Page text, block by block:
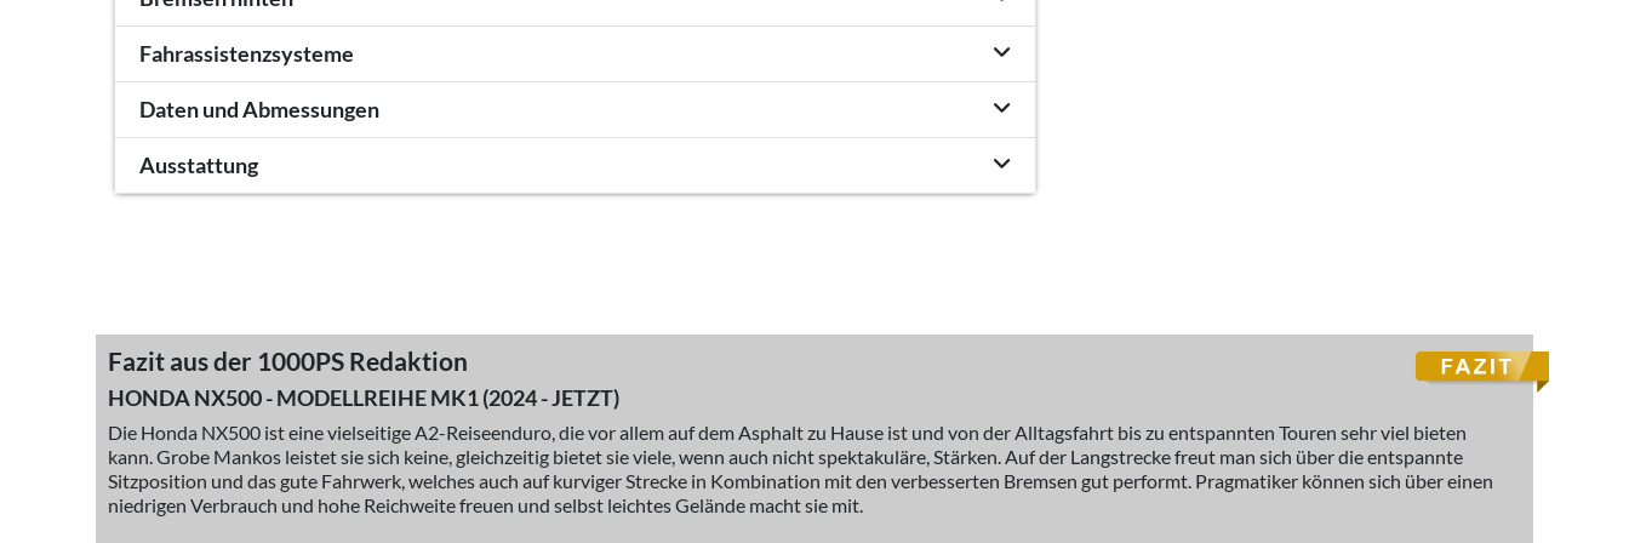
Fahrassistenzsysteme
Daten und Abmessungen
Ausstattung
Fazit aus der 1000PS Redaktion
HONDA NX500 - MODELLREIHE MK1 (2024 - JETZT)
Die Honda NX500 ist eine vielseitige A2-Reiseenduro, die vor allem auf dem Asphalt zu Hause ist und von der Alltagsfahrt bis zu entspannten Touren sehr viel bieten
kann. Grobe Mankos leistet sie sich keine, gleichzeitig bietet sie viele, wenn auch nicht spektakuläre, Stärken. Auf der Langstrecke freut man sich über die entspannte
Sitzposition und das gute Fahrwerk, welches auch auf kurviger Strecke in Kombination mit den verbesserten Bremsen gut performt. Pragmatiker können sich über einen
niedrigen Verbrauch und hohe Reichweite freuen und selbst leichtes Gelände macht sie mit.